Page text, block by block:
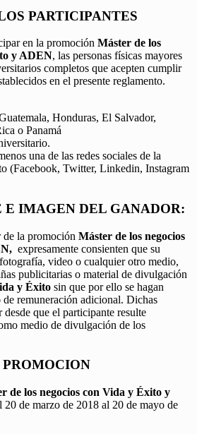
PARTICIPANTES
en la promoción Máster de los
y ADEN, las personas físicas mayores
completos que acepten cumplir
en el presente reglamento.
Honduras, El Salvador,
o Panamá
una de las redes sociales de la
(Facebook, Twitter, Linkedin, Instagram
E IMAGEN DEL GANADOR:
de la promoción Máster de los negocios
expresamente consienten que su
video o cualquier otro medio,
publicitarias o material de divulgación
y Éxito sin que por ello se hagan
remuneración adicional. Dichas
desde que el participante resulte
medio de divulgación de los
de los negocios con Vida y Éxito y
20 de marzo de 2018 al 20 de mayo de